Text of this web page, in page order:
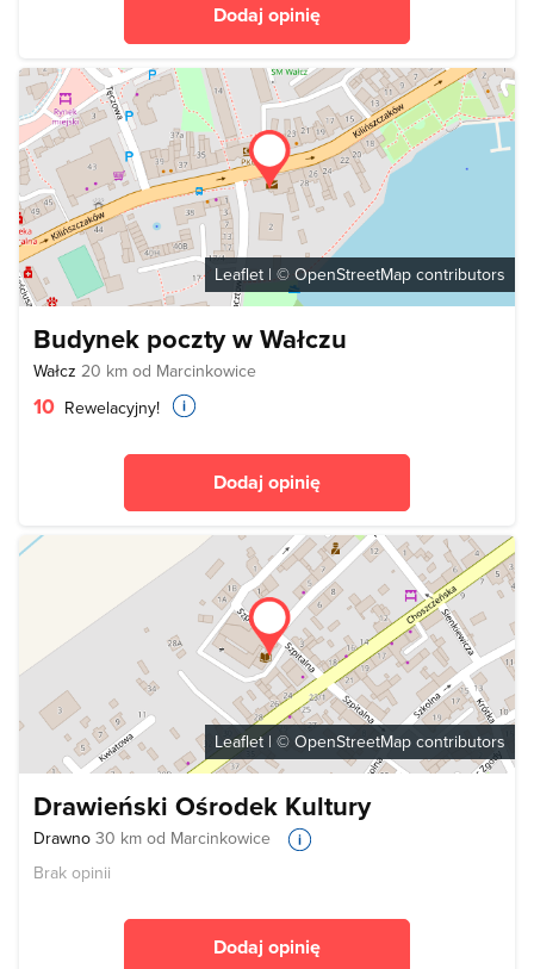
Dodaj opinię
Leaflet | © OpenStreetMap contributors
Budynek poczty w Wałczu
Wałcz 20 km od Marcinkowice
10 Rewelacyjny!
Dodaj opinię
Leaflet | © OpenStreetMap contributors
Drawieński Ośrodek Kultury
Drawno 30 km od Marcinkowice
Brak opinii
Dodaj opinię